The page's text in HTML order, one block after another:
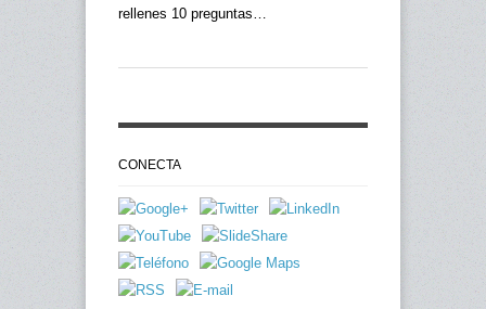
rellenes 10 preguntas…
CONECTA